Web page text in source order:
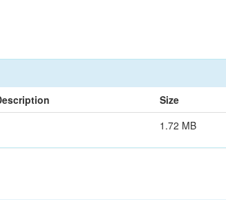
Size
1.72 MB